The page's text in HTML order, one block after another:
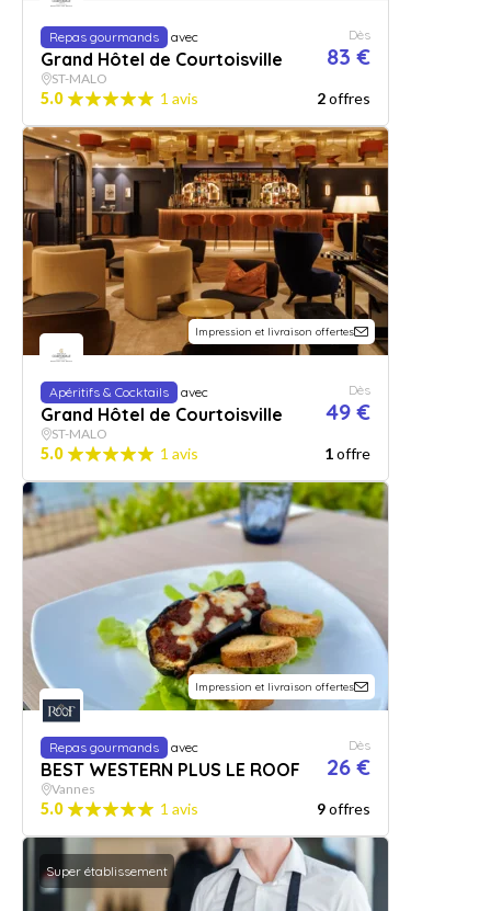
Repas gourmands avec
Grand Hôtel de Courtoisville
Dès
83 €
ST-MALO
5.0 1 avis 2offres
Impression et livraison offertes
Apéritifs & Cocktails avec
Grand Hôtel de Courtoisville
Dès
49 €
ST-MALO
5.0 1 avis 1offre
Impression et livraison offertes
Repas gourmands avec
BEST WESTERN PLUS LE ROOF
Dès
26 €
Vannes
5.0 1 avis 9offres
Super établissement